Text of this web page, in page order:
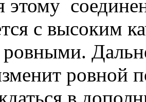
этому
с высоким
ровными.
ровной